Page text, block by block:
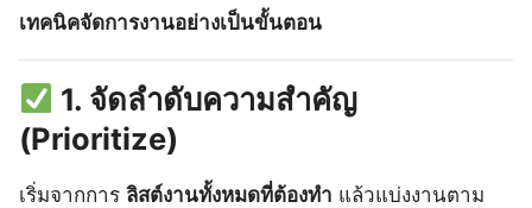
เทคนิคจัดการงานอย่างเป็นขั้นตอน
1. จัดลำดับความสำคัญ
(Prioritize)
เริ่มจากการ ลิสต์งานทั้งหมดที่ต้องทำ แล้วแบ่งงานตาม